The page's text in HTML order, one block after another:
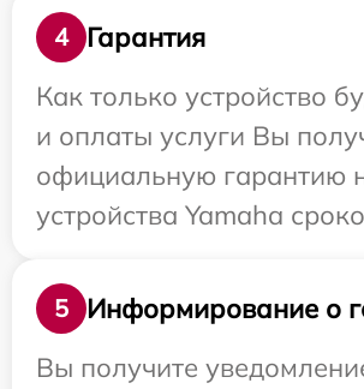
4
Гарантия
Как только устройство
и оплаты услуги Вы
официальную гарантию
устройства Yamaha
5
Информирование о
Вы получите